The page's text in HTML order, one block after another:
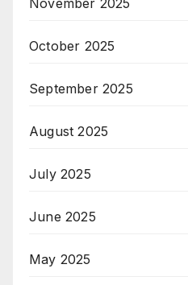
November 2025
October 2025
September 2025
August 2025
July 2025
June 2025
May 2025